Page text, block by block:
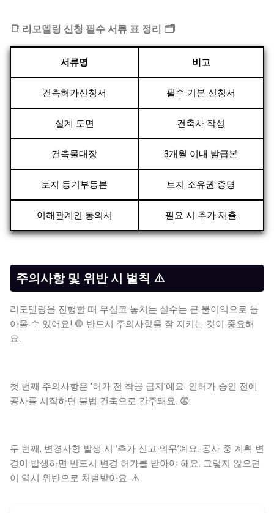
📑 리모델링 신청 필수 서류 표 정리 🗂️
서류명 비고
건축허가신청서 필수 기본 신청서
설계 도면 건축사 작성
건축물대장 3개월 이내 발급본
토지 등기부등본 토지 소유권 증명
이해관계인 동의서 필요 시 추가 제출
주의사항 및 위반 시 벌칙 ⚠️
리모델링을 진행할 때 무심코 놓치는 실수는 큰 불이익으로 돌
아올 수 있어요! 🛑 반드시 주의사항을 잘 지키는 것이 중요해
요.
첫 번째 주의사항은 ‘허가 전 착공 금지’예요. 인허가 승인 전에
공사를 시작하면 불법 건축으로 간주돼요. 😨
두 번째, 변경사항 발생 시 ‘추가 신고 의무’예요. 공사 중 계획 변
경이 발생하면 반드시 변경 허가를 받아야 해요. 그렇지 않으면
이 역시 위반으로 처벌받아요. ⚠️